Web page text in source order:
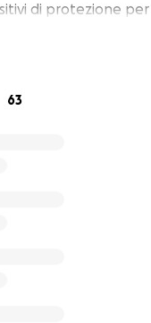
di protezione
OSS.
un abbraccio
63